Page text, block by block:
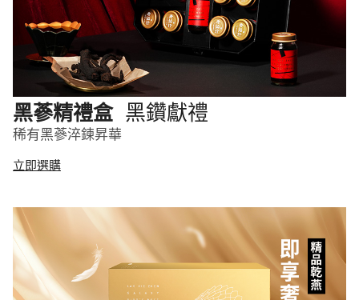
黑蔘精禮盒 黑鑽獻禮
稀有黑蔘淬鍊昇華
立即選購